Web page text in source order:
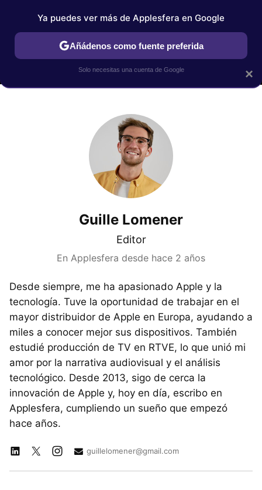
MENÚ NUEVO
TUTORIALES APPLESFERA SELECCIÓN
Guille Lomener
Editor
En Applesfera desde hace 2 años
Desde siempre, me ha apasionado Apple y la
tecnología. Tuve la oportunidad de trabajar en el
mayor distribuidor de Apple en Europa, ayudando a
miles a conocer mejor sus dispositivos. También
estudié producción de TV en RTVE, lo que unió mi
amor por la narrativa audiovisual y el análisis
tecnológico. Desde 2013, sigo de cerca la
innovación de Apple y, hoy en día, escribo en
Applesfera, cumpliendo un sueño que empezó
hace años.
guillelomener@gmail.com
×
Ya puedes ver más de Applesfera en Google
Añádenos como fuente preferida
Solo necesitas una cuenta de Google